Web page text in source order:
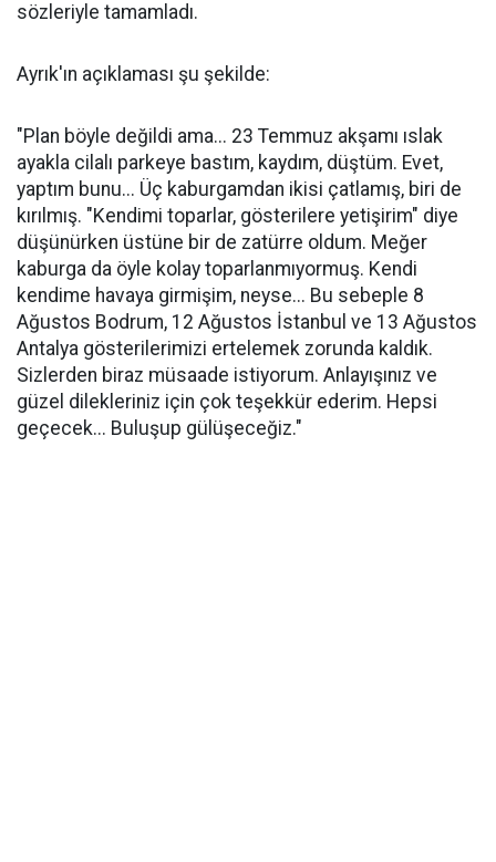
sözleriyle tamamladı.
Ayrık'ın açıklaması şu şekilde:
"Plan böyle değildi ama... 23 Temmuz akşamı ıslak
ayakla cilalı parkeye bastım, kaydım, düştüm. Evet,
yaptım bunu... Üç kaburgamdan ikisi çatlamış, biri de
kırılmış. "Kendimi toparlar, gösterilere yetişirim" diye
düşünürken üstüne bir de zatürre oldum. Meğer
kaburga da öyle kolay toparlanmıyormuş. Kendi
kendime havaya girmişim, neyse... Bu sebeple 8
Ağustos Bodrum, 12 Ağustos İstanbul ve 13 Ağustos
Antalya gösterilerimizi ertelemek zorunda kaldık.
Sizlerden biraz müsaade istiyorum. Anlayışınız ve
güzel dilekleriniz için çok teşekkür ederim. Hepsi
geçecek... Buluşup gülüşeceğiz."